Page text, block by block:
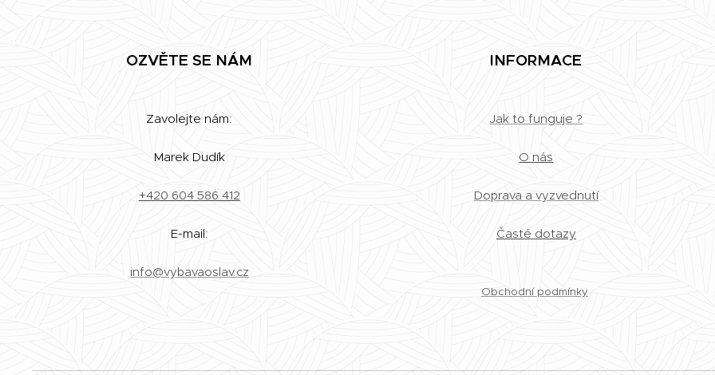
OZVĚTE SE NÁM
Zavolejte nám:
Marek Dudík
+420 604 586 412
E-mail:
info@vybavaoslav.cz
INFORMACE
Jak to funguje ?
O nás
Doprava a vyzvednutí
Časté dotazy
Obchodní podmínky